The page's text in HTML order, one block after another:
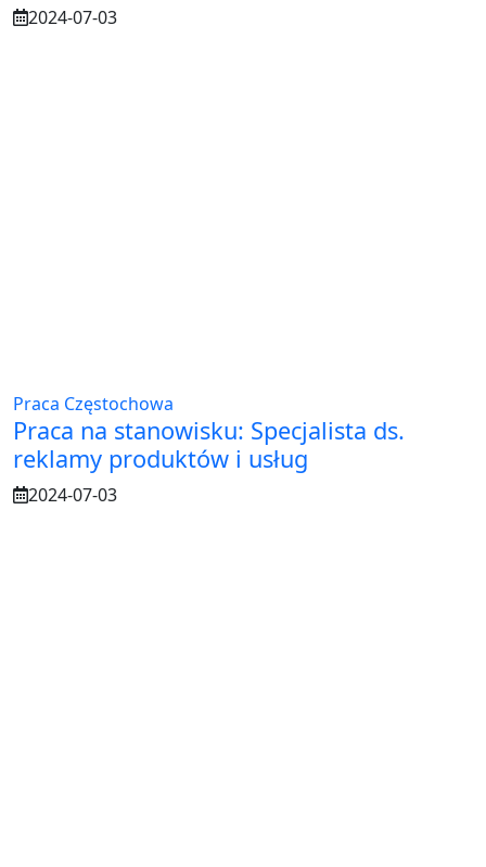
2024-07-03
Praca Częstochowa
Praca na stanowisku: Specjalista ds.
reklamy produktów i usług
2024-07-03